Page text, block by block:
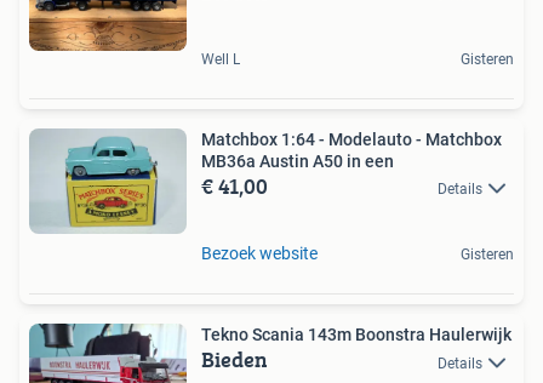
Well L Gisteren
Matchbox 1:64 - Modelauto - Matchbox
MB36a Austin A50 in een
€ 41,00 Details
Bezoek website Gisteren
Tekno Scania 143m Boonstra Haulerwijk
Bieden Details